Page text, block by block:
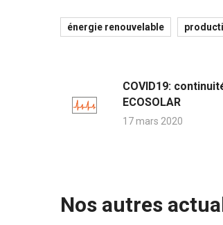
énergie renouvelable
COVID19:
ECOSOLAR
17 mars 2020
Nos autres